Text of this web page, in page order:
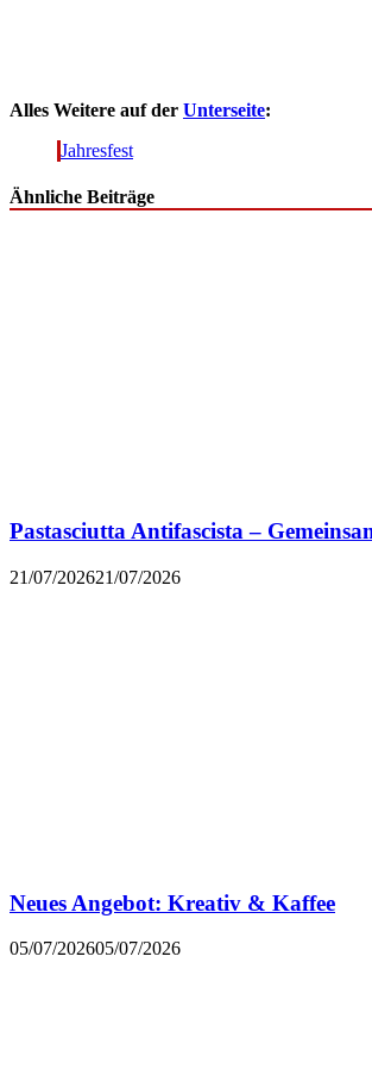
Alles Weitere auf der Unterseite:
Jahresfest
Ähnliche Beiträge
Pastasciutta Antifascista –
21/07/202621/07/2026
Neues Angebot: Kreativ & Kaffee
05/07/202605/07/2026